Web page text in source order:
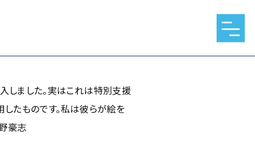
実はこれは特別支援学校を卒業
らが絵を通して収入を得ることが
しました。実はこれは特別支援
たものです。私は彼らが絵を
豪志